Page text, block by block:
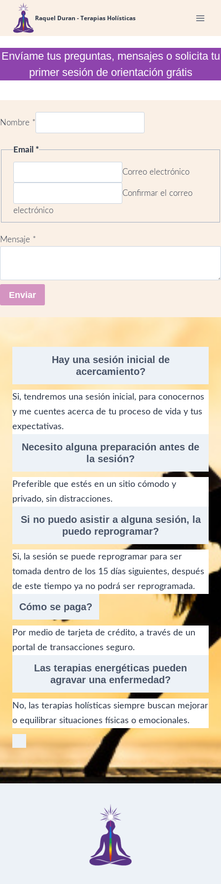
Saltar
contenido
Raquel Duran - Terapias Holísticas
Envíame tus preguntas, mensajes o solicita tu
primer sesión de orientación grátis
Nombre *
Email *
Correo electrónico
Confirmar el correo
electrónico
N
b
e
Mensaje *
Enviar
Hay una sesión inicial de
acercamiento?
Si, tendremos una sesión inicial, para conocernos
y me cuentes acerca de tu proceso de vida y tus
expectativas.
Necesito alguna preparación antes de
la sesión?
Preferible que estés en un sitio cómodo y
privado, sin distracciones.
Si no puedo asistir a alguna sesión, la
puedo reprogramar?
Si, la sesión se puede reprogramar para ser
tomada dentro de los 15 días siguientes, después
de este tiempo ya no podrá ser reprogramada.
Cómo se paga?
Por medio de tarjeta de crédito, a través de un
portal de transacciones seguro.
Las terapias energéticas pueden
agravar una enfermedad?
No, las terapias holísticas siempre buscan mejorar
o equilibrar situaciones físicas o emocionales.